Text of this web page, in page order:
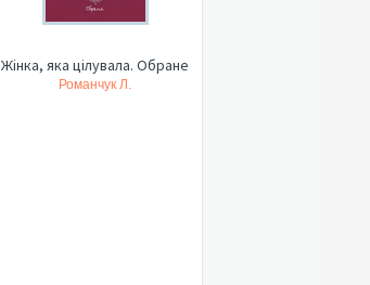
Жінка, яка цілувала. Обране
Романчук Л.